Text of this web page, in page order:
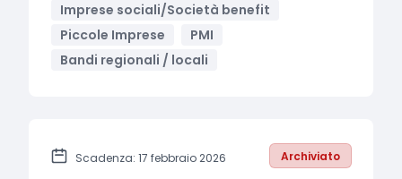
Imprese sociali/Società benefit
Piccole Imprese
PMI
Bandi regionali / locali
Scadenza: 17 febbraio 2026 Archiviato